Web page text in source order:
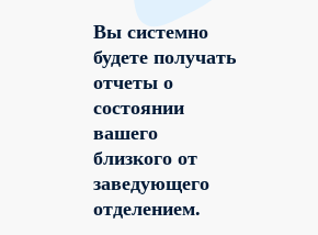
Вы системно
будете получать
отчеты о
состоянии
вашего
близкого от
заведующего
отделением.